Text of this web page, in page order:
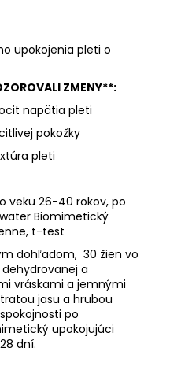
upokojenia pleti o
ZMENY**:
napätia pleti
pokožky
pleti
veku 26-40 rokov, po
Biomimetický
t-test
dohľadom, 30 žien vo
a
vráskami a jemnými
jasu a hrubou
po
upokojujúci
dní.